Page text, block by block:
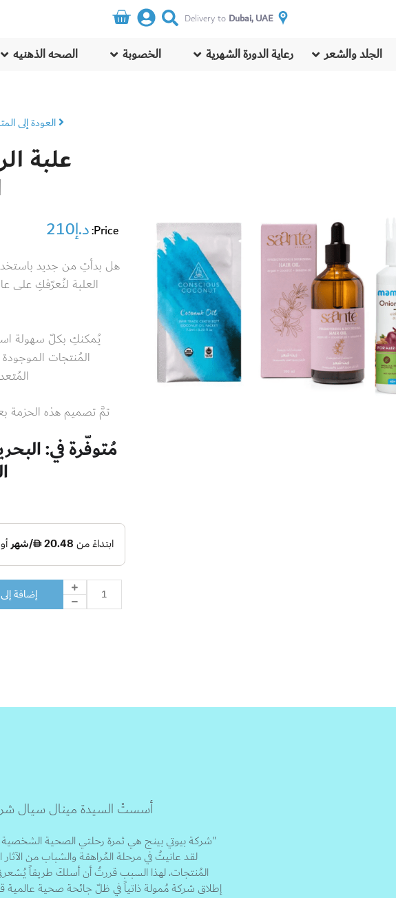
Delivery to
Dubai, UAE
الجلد والشعر رعاية الدورة الشهرية الخصوبة الصحه الذهنيه
العودة إلى
علبة
Price: د.إ210
هل بدأتِ من جديد
العلبة لنُعرّفكِ على
يُمكنكِ بكلّ سهولة
المُنتجات
تمَّ تصميم هذه الحزمة
مُتوفّرة في:
إضافة
أسستْ السيدة مينال سيال شركة بيوتي بينج في
"شركة بيوتي بينج هي ثمرة رحلتي الصحية
لقد عانيتُ في مرحلة المُراهقة والشباب من
المُنتجات، لهذا السبب قررتُ أن أسلكَ طريقاً
إطلاق شركة مُمولة ذاتياً في ظلّ جائحة صحية عالمية